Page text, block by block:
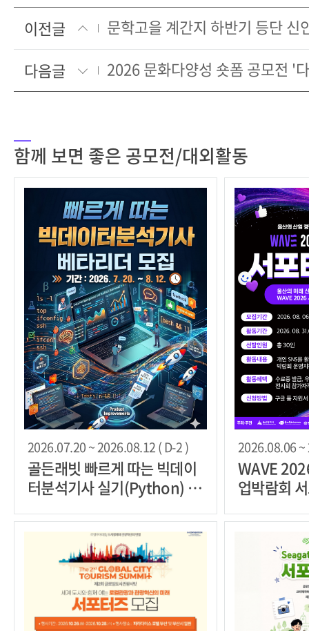
이전글
다음글
함께 보면 좋은 공모전/대외활동
2026.07.20 ~ 2026.08.12 ( D-2 )
골든래빗 빠르게 따는 빅데이
터분석기사 실기(Python) 베
2026.08.06 ~
WAVE
업박람회